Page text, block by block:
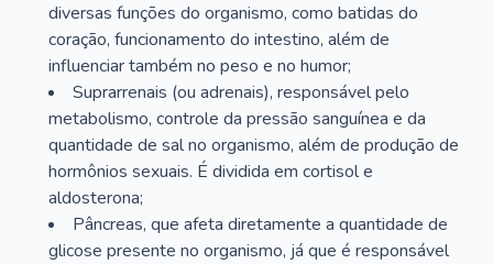
diversas funções do organismo, como batidas do
coração, funcionamento do intestino, além de
influenciar também no peso e no humor;
Suprarrenais (ou adrenais), responsável pelo
metabolismo, controle da pressão sanguínea e da
quantidade de sal no organismo, além de produção de
hormônios sexuais. É dividida em cortisol e
aldosterona;
Pâncreas, que afeta diretamente a quantidade de
glicose presente no organismo, já que é responsável